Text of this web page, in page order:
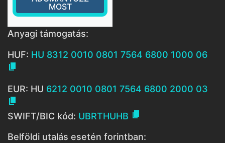
MOST
Anyagi támogatás:
HUF: HU 8312 0010 0801 7564 6800 1000 06

EUR: HU 6212 0010 0801 7564 6800 2000 03

SWIFT/BIC kód: UBRTHUHB 
Belföldi utalás esetén forintban: